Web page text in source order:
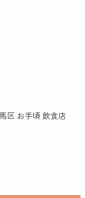
区 お手頃 飲食店